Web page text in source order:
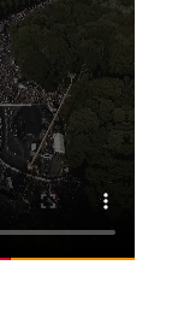
wie Wasser,
überführen,
und lokal
oder